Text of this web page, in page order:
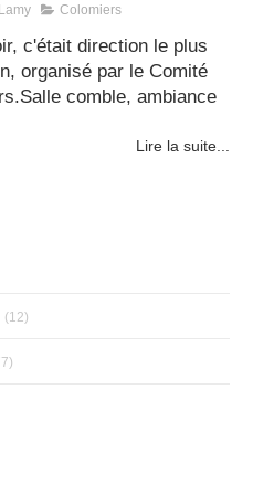
Colomiers
c'était direction le plus
organisé par le Comité
comble, ambiance
Lire la suite...
(12)